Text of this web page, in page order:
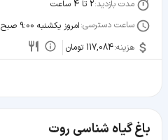
مدت بازدید:2 تا 4 ساعت
ساعت دسترسی:امروز یکشنبه 9:00 صبح تا 17:00
هزینه:117,084 تومان
باغ گیاه شناسی روت